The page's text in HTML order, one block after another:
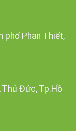
phố Phan Thiết,
Đức, Tp.Hồ